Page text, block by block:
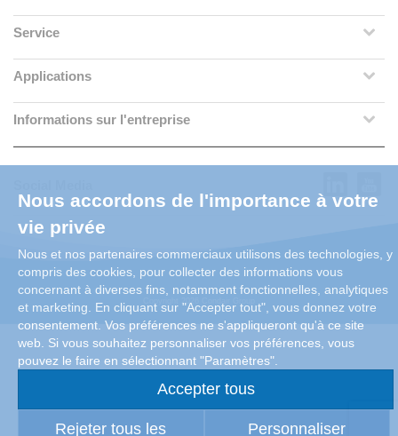
Service
Applications
Informations sur l'entreprise
Nous accordons de l'importance à votre
vie privée
Nous et nos partenaires commerciaux utilisons des technologies, y
compris des cookies, pour collecter des informations vous
concernant à diverses fins, notamment fonctionnelles, analytiques
et marketing. En cliquant sur "Accepter tout", vous donnez votre
consentement. Vos préférences ne s'appliqueront qu'à ce site
web. Si vous souhaitez personnaliser vos préférences, vous
pouvez le faire en sélectionnant "Paramètres".
Accepter tous
Rejeter tous les Personnaliser